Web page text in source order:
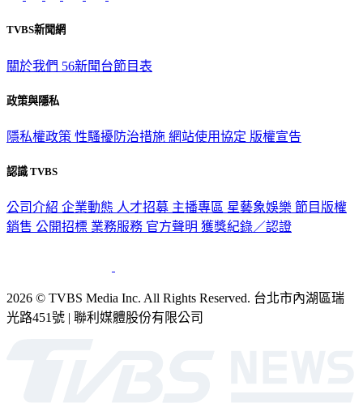
TVBS新聞網
關於我們 56新聞台節目表
政策與隱私
隱私權政策 性騷擾防治措施 網站使用協定 版權宣告
認識 TVBS
公司介紹 企業動態 人才招募 主播專區 星藝象娛樂 節目版權
銷售 公開招標 業務服務 官方聲明 獲獎紀錄／認證
2026 © TVBS Media Inc. All Rights Reserved. 台北市內湖區瑞
光路451號 | 聯利媒體股份有限公司